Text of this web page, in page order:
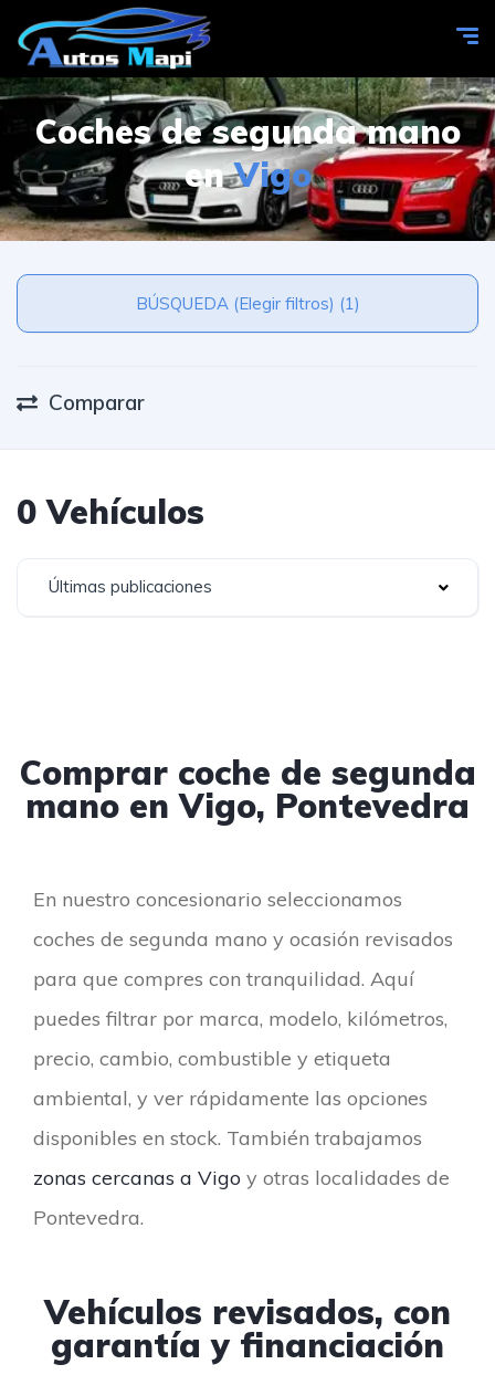
Coches de segunda mano
enVigo
BÚSQUEDA (Elegir filtros) (1)
Comparar
0 Vehículos
Últimas publicaciones
Comprar coche de segunda
mano en Vigo, Pontevedra
En nuestro concesionario seleccionamos
coches de segunda mano y ocasión revisados
para que compres con tranquilidad. Aquí
puedes filtrar por marca, modelo, kilómetros,
precio, cambio, combustible y etiqueta
ambiental, y ver rápidamente las opciones
disponibles en stock. También trabajamos
zonas cercanas a Vigo y otras localidades de
Pontevedra.
Vehículos revisados, con
garantía y financiación